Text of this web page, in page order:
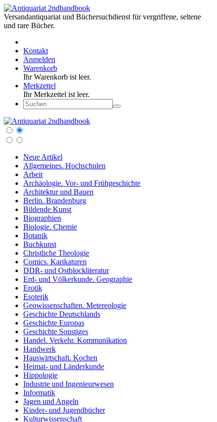
Versandantiquariat und Büchersuchdienst für vergriffene, seltene
und rare Bücher.
Kontakt
Anmelden
Warenkorb
Ihr Warenkorb ist leer.
Merkzettel
Ihr Merkzettel ist leer.
Neue Artikel
Allgemeines. Hochschulen
Arbeit
Archäologie. Vor- und Frühgeschichte
Architektur und Bauen
Berlin. Brandenburg
Bildende Kunst
Biographien
Biologie. Chemie
Botanik
Buchkunst
Christliche Theologie
Comics. Karikaturen
DDR- und Ostblockliteratur
Erd- und Völkerkunde. Geographie
Erotik
Esoterik
Geowissenschaften. Metereologie
Geschichte Deutschlands
Geschichte Europas
Geschichte Sonstiges
Handel. Verkehr. Kommunikation
Handwerk
Hauswirtschaft. Kochen
Heimat- und Länderkunde
Hippologie
Industrie und Ingenieurwesen
Informatik
Jagen und Angeln
Kinder- und Jugendbücher
Kulturwissenschaft